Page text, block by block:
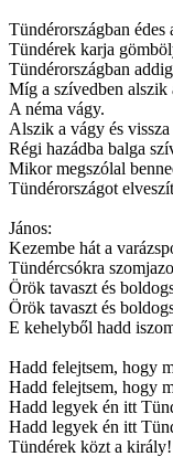
Tündérországban édes
Tündérek karja
Tündérországban
Míg a szívedben alszik
A néma vágy.
Alszik a vágy és
Régi hazádba balga
Mikor megszólal
Tündérországot
János:
Kezembe hát a
Tündércsókra
Örök tavaszt és
Örök tavaszt és
E kehelyből hadd
Hadd felejtsem, hogy
Hadd felejtsem, hogy
Hadd legyek én itt
Hadd legyek én itt
Tündérek közt a király!